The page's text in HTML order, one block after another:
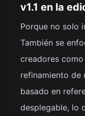
v1.1 en la
Porque no solo
También se
creadores como
refinamiento de
basado en
desplegable, lo